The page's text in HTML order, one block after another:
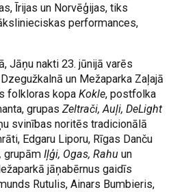
Īrijas un Norvēģijas, tiks
performances,
Jāņu nakti 23. jūnijā varēs
un Mežaparka Zaļajā
folkloras kopa Kokle, postfolka
grupasZeltrači, Auļi, DeLight
svinības noritēs tradicionālā
Edgaru Liporu, Rīgas Danču
grupāmIļģi, Ogas, Rahuun
jāņabērnus gaidīs
Rutulis, Ainars Bumbieris,